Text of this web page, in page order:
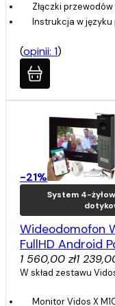
Złączki
Instrukcja w języku
(opinii: 1)
-21%
System 4-
Wideodomofon
FullHD Android
1 560,00 zł1
W skład zestawu
Monitor Vidos X